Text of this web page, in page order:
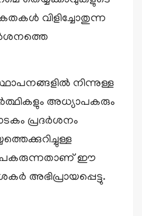
വിളിച്ചോതുന്ന
നിന്നുള്ള
അധ്യാപകരും
പ്രദർശനം
പകരുന്നതാണ് ഈ
അഭിപ്രായപ്പെട്ടു.